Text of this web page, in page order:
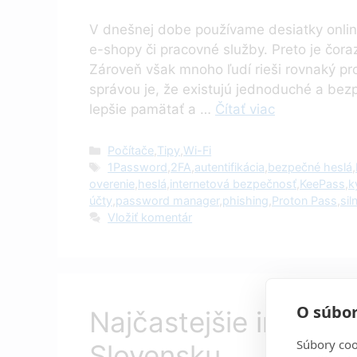
V dnešnej dobe používame desiatky
e-shopy či pracovné služby. Preto je
Zároveň však mnoho ľudí rieši rovnaký
správou je, že existujú jednoduché a
lepšie pamätať a … Čítať viac
Kategórie
Počítače,Tipy,Wi-Fi
Značky
1Password,2FA,autentifikácia,bezpečné heslá,
overenie,heslá,internetová bezpečnosť,KeePass,
účty,password manager,phishing,Proton Pass,
Vložiť komentár
Najčastejšie
O
Súbory